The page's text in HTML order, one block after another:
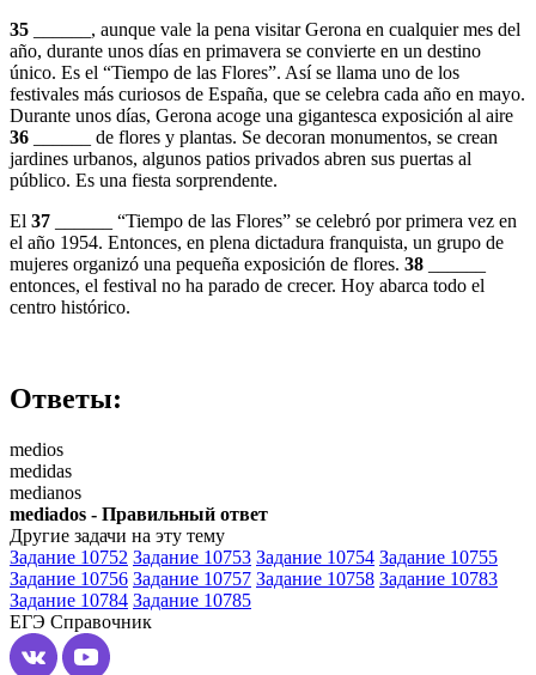
35
, aunque vale la pena visitar Gerona en cualquier mes del
año, durante unos días en primavera se convierte en un destino
único. Es el “Tiempo de las Flores”. Así se llama uno de los
festivales más curiosos de España, que se celebra cada año en mayo.
Durante unos días, Gerona acoge una gigantesca exposición al aire
36
de flores y plantas. Se decoran monumentos, se crean
jardines urbanos, algunos patios privados abren sus puertas al
público. Es una fiesta sorprendente.
El 37
“Tiempo de las Flores” se celebró por primera vez en
el año 1954. Entonces, en plena dictadura franquista, un grupo de
mujeres organizó una pequeña exposición de flores. 38
entonces, el festival no ha parado de crecer. Hoy abarca todo el
centro histórico.
Ответы:
medios
medidas
medianos
mediados - Правильный ответ
Другие задачи на эту тему
Задание 10752 Задание 10753 Задание 10754 Задание 10755
Задание 10756 Задание 10757 Задание 10758 Задание 10783
Задание 10784 Задание 10785
ЕГЭ Справочник